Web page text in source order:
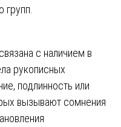
групп.
с наличием в
рукописных
подлинность или
вызывают сомнения